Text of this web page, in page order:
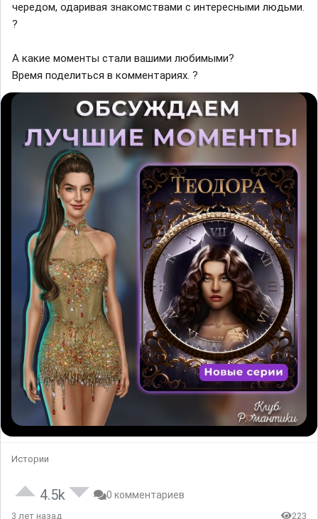
чередом, одаривая знакомствами с интересными людьми.
?
А какие моменты стали вашими любимыми?
Время поделиться в комментариях. ?
Истории
4.5k 0 комментариев
3 лет назад 223